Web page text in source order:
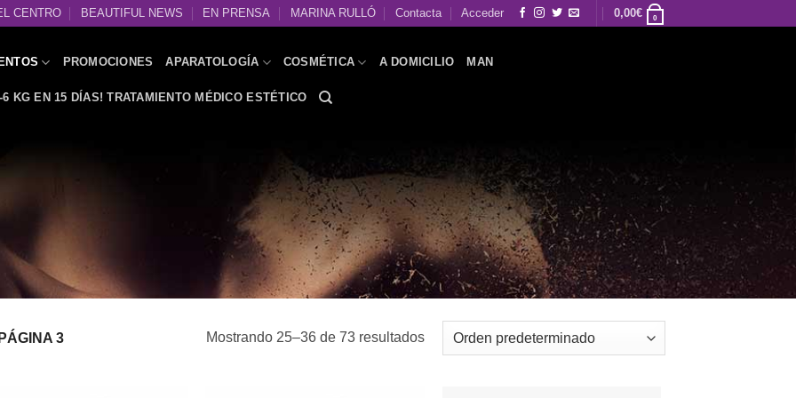
CENTRO BEAUTIFUL NEWS EN PRENSA MARINA RULLÓ Contacta Acceder 0,00€ 0
PROMOCIONES APARATOLOGÍA COSMÉTICA A DOMICILIO MAN
6 KG EN 15 DÍAS! TRATAMIENTO MÉDICO ESTÉTICO
PÁGINA 3 Mostrando 25–36 de 73 resultados